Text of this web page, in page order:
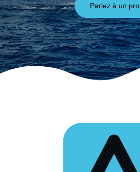
Parlez à un pro